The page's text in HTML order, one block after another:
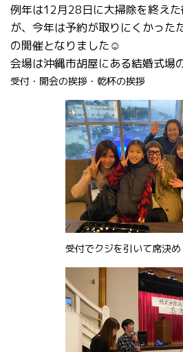
例年は12月28日に大掃除を終え
が、今年は予約が取りにくかった
の開催となりました☺
会場は沖縄市胡屋にある結婚式場
受付・開会の挨拶・乾杯の挨拶
受付でクジを引いて席決め